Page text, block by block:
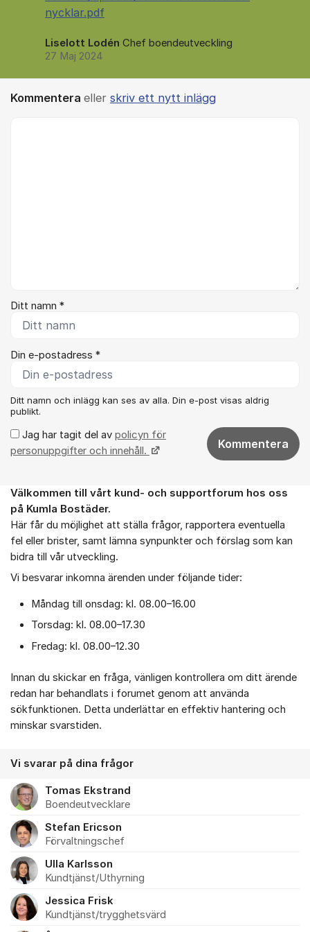
nycklar.pdf
Liselott Lodén Chef boendeutveckling
27 Maj 2024
Kommentera eller skriv ett nytt inlägg
Ditt namn *
Din e-postadress *
Ditt namn och inlägg kan ses av alla. Din e-post visas aldrig
publikt.
Jag har tagit del av policyn för
personuppgifter och innehåll.
Kommentera
Om forumet
Välkommen till vårt kund- och supportforum hos oss
på Kumla Bostäder.
Här får du möjlighet att ställa frågor, rapportera eventuella
fel eller brister, samt lämna synpunkter och förslag som kan
bidra till vår utveckling.
Vi besvarar inkomna ärenden under följande tider:
Måndag till onsdag: kl. 08.00–16.00
Torsdag: kl. 08.00–17.30
Fredag: kl. 08.00–12.30
Innan du skickar en fråga, vänligen kontrollera om ditt ärende
redan har behandlats i forumet genom att använda
sökfunktionen. Detta underlättar en effektiv hantering och
minskar svarstiden.
Vi svarar på dina frågor
Tomas Ekstrand
Boendeutvecklare
Stefan Ericson
Förvaltningschef
Ulla Karlsson
Kundtjänst/Uthyrning
Jessica Frisk
Kundtjänst/trygghetsvärd